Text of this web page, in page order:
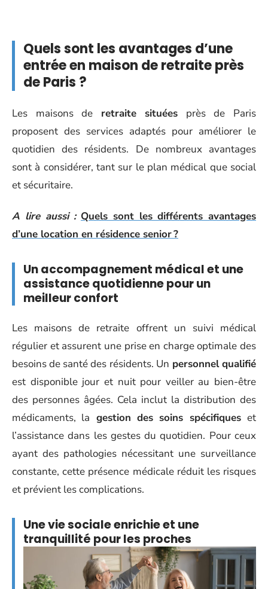
Quels sont les avantages d’une
entrée en maison de retraite près
de Paris ?
Les maisons de retraite situées près de Paris
proposent des services adaptés pour améliorer le
quotidien des résidents. De nombreux avantages
sont à considérer, tant sur le plan médical que social
et sécuritaire.
A lire aussi : Quels sont les différents avantages
d’une location en résidence senior ?
Un accompagnement médical et une
assistance quotidienne pour un
meilleur confort
Les maisons de retraite offrent un suivi médical
régulier et assurent une prise en charge optimale des
besoins de santé des résidents. Un personnel qualifié
est disponible jour et nuit pour veiller au bien-être
des personnes âgées. Cela inclut la distribution des
médicaments, la gestion des soins spécifiqueset
l’assistance dans les gestes du quotidien. Pour ceux
ayant des pathologies nécessitant une surveillance
constante, cette présence médicale réduit les risques
et prévient les complications.
Une vie sociale enrichie et une
tranquillité pour les proches